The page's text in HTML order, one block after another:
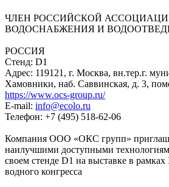
ЧЛЕН РОССИЙСКОЙ
ВОДОСНАБЖЕНИЯ И
РОССИЯ
Стенд: D1
Адрес: 119121, г. Москва, вн.тер.г.
Хамовники, наб. Саввинская, д. 3,
https://www.ocs-group.ru/
E-mail: info@ecolo.ru
Телефон: +7 (495) 518-62-06
Компания ООО «ОКС групп»
наилучшими доступными
своем стенде D1 на выставке в
водного конгресса